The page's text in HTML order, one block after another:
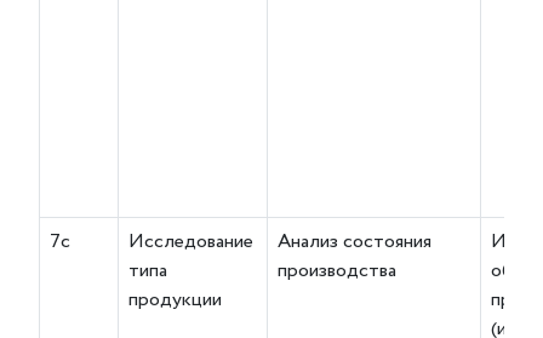
7с
Исследование
типа
продукции
Анализ состояния
производства
(или)